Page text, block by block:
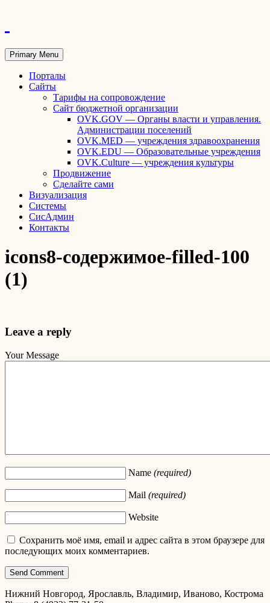
Primary Menu
Порталы
Сайты
Тарифы на сопровождение
Сайт бюджетной организации
OVK.GOV — Органы власти и управления.
Администрации поселений
OVK.MED — учреждения здравоохранения
OVK.EDU — Образовательные учреждения
OVK.Culture — учреждения культуры
Продвижение
Сделайте сами
Визуализация
Системы
СисАдмин
Контакты
icons8-содержимое-filled-100
(1)
Leave a reply
Your Message
Name (required)
Mail (required)
Website
Сохранить моё имя, email и адрес сайта в этом браузере для
последующих моих комментариев.
Нижний Новгород, Ярославль, Владимир, Иваново, Кострома